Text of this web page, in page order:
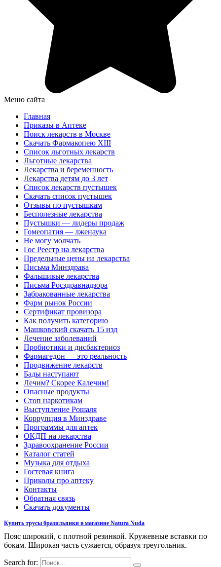
Меню сайта
Главная
Приказы в Аптеке
Поиск лекарств в Москве
Скачать Фармакопею XIII
Список льготных лекарств
Льготные лекарства
Лекарства и беременность
Лекарства детям до 3 лет
Список лекарств пустышек
Скачать список пустышек
Отзывы по пустышкам
Бесполезные лекарства
Пустышки — лидеры продаж
Гомеопатия — лженаука
Не могу молчать
Гос Реестр на лекарства
Предельные цены на лекарства
Письма Минздрава
Фальшивые лекарства
Письма Росздравнадзора
Забракованные лекарства
Фарм рынок России
Сертификат провизора
Как получить категорию
Машковский скачать 15 изд
Лечение заболеваний
Пробиотики и дисбактериоз
Фармагедон — это реальность
Продвижение лекарств
Бады наступают
Лечим? Скорее Калечим!
Опасные продукты
Стоп наркотикам
Выступление Рошаля
Коррупция в Минздраве
Программы для аптек
ОКДП на лекарства
Здравоохранение России
Каталог статей
Музыка для отдыха
Гостевая книга
Приколы про аптеку
Контакты
Обратная связь
Скачать документы
Купить трусы бразильянки в магазине Natura Nuda
Пояс широкий, с плотной резинкой. Кружевные вставки по
бокам. Широкая часть сужается, образуя треугольник.
Search for: